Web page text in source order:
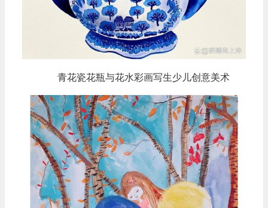
青花瓷花瓶与花水彩画写生少儿创意美术